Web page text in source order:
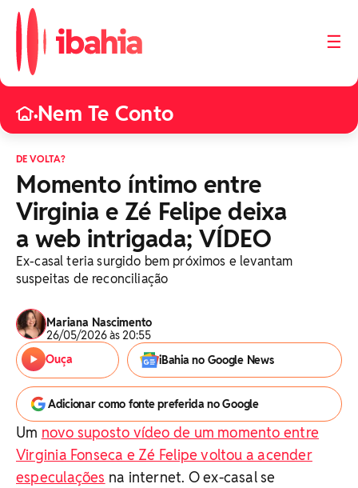
☰
•Nem Te Conto
DE VOLTA?
Momento íntimo entre
Virginia e Zé Felipe deixa
a web intrigada; VÍDEO
Ex-casal teria surgido bem próximos e levantam
suspeitas de reconciliação
Mariana Nascimento
26/05/2026 às 20:55
Ouça
iBahia no Google News
Adicionar como fonte preferida no Google
Um novo suposto vídeo de um momento entre
Virginia Fonseca e Zé Felipe voltou a acender
especulações na internet. O ex-casal se